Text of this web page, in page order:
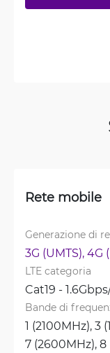
Rete mobile
Generazione di
3G (UMTS), 4G
LTE categoria
Cat19 -
Bande di
1 (2100MHz), 3
7 (2600MHz), 8